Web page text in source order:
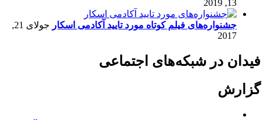
13, 2019
جشنواره‌های فیلم کوتاه مورد تایید آکادمی اسکار
جولای 21,
2017
فیدان در شبکه‌های اجتماعی
گزارش